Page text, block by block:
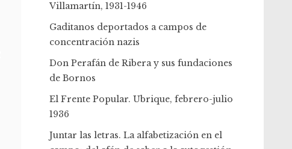
Villamartín, 1931-1946
Gaditanos deportados a campos de
concentración nazis
Don Perafán de Ribera y sus fundaciones
de Bornos
El Frente Popular. Ubrique, febrero-julio
1936
Juntar las letras. La alfabetización en el